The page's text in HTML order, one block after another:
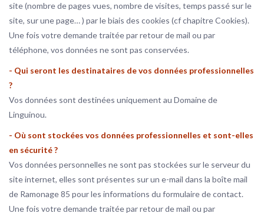
site (nombre de pages vues, nombre de visites, temps passé sur le
site, sur une page… ) par le biais des cookies (cf chapitre Cookies).
Une fois votre demande traitée par retour de mail ou par
téléphone, vos données ne sont pas conservées.
- Qui seront les destinataires de vos données professionnelles
?
Vos données sont destinées uniquement au Domaine de
Linguinou.
- Où sont stockées vos données professionnelles et sont-elles
en sécurité ?
Vos données personnelles ne sont pas stockées sur le serveur du
site internet, elles sont présentes sur un e-mail dans la boîte mail
de Ramonage 85 pour les informations du formulaire de contact.
Une fois votre demande traitée par retour de mail ou par